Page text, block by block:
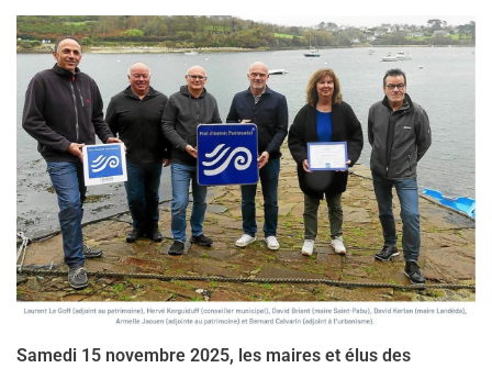
Samedi 15 novembre 2025, les maires et élus des